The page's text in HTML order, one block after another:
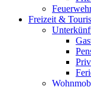
Freizeit &